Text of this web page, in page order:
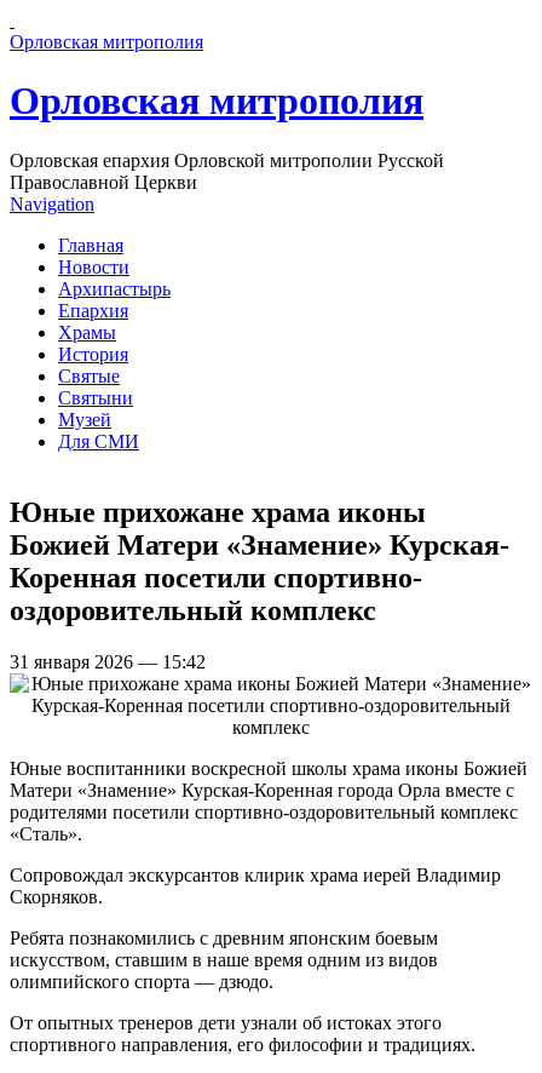
Орловская митрополия
Орловская митрополия
Орловская епархия Орловской митрополии Русской
Православной Церкви
Navigation
Главная
Новости
Архипастырь
Епархия
Храмы
История
Святые
Святыни
Музей
Для СМИ
Юные прихожане храма иконы
Божией Матери «Знамение» Курская-
Коренная посетили спортивно-
оздоровительный комплекс
31 января 2026 — 15:42
Юные воспитанники воскресной школы храма иконы Божией
Матери «Знамение» Курская-Коренная города Орла вместе с
родителями посетили спортивно-оздоровительный комплекс
«Сталь».
Сопровождал экскурсантов клирик храма иерей Владимир
Скорняков.
Ребята познакомились с древним японским боевым
искусством, ставшим в наше время одним из видов
олимпийского спорта — дзюдо.
От опытных тренеров дети узнали об истоках этого
спортивного направления, его философии и традициях.